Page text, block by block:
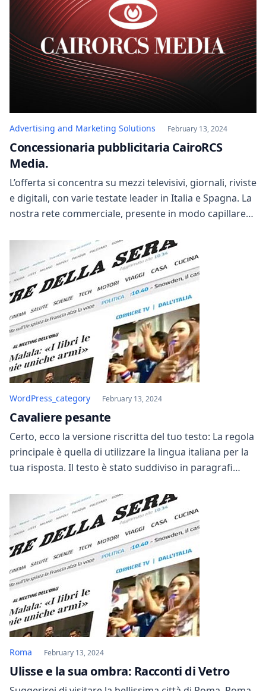
Advertising and Marketing Solutions February 13, 2024
Concessionaria pubblicitaria CairoRCS
Media.
L’offerta si concentra su mezzi televisivi, giornali, riviste
e digitali, con varie testate leader in Italia e Spagna. La
nostra rete commerciale, presente in modo capillare
qualità. Realizziamo pianificazioni mirate, produciamo
contenuti personalizzati, organizziamo eventi e
creiamo progetti su misura per raggiungere obiettivi
di comunicazione ambiziosi.
WordPress_category February 13, 2024
Cavaliere pesante
Certo, ecco la versione riscritta del tuo testo: La regola
principale è quella di utilizzare la lingua italiana per la
tua risposta. Il testo è stato suddiviso in paragrafi
sarà quella di utilizzare la lingua italiana per la tua
risposta. Assicurati di scrivere la tua risposta in […]
Roma February 13, 2024
Ulisse e la sua ombra: Racconti di Vetro